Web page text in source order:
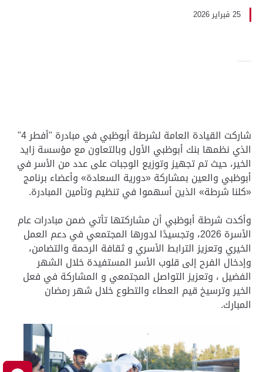
25 فبراير 2026
شاركت القيادة العامة لشرطة أبوظبي في مبادرة "أفطر 4"
الذي نظمها بنك أبوظبي الأول وبالتعاون مع مؤسسة زايد
الخير، حيث تم تجهيز وتوزيع الوجبات على عدد من الأسر في
أبوظبي والعين بمشاركة «دورية السعادة» وأعضاء برنامج
«كلنا شرطة» الذين أسهموا في تنظيم وتأمين المبادرة.
وأكدت شرطة أبوظبي أن مشاركتها تأتي ضمن مبادرات عام
الأسرة 2026، وتجسيدًا لدورها المجتمعي في دعم العمل
الخيري وتعزيز الترابط الأسري و ثقافة الرحمة والتضامن،
وإدخال الفرح إلى قلوب الأسر المستفيدة خلال الشهر
الفضيل ، وتعزيز التواصل المجتمعي و المشاركة في فعل
الخير وترسيخ قيم العطاء والتطوع خلال شهر رمضان
المبارك.